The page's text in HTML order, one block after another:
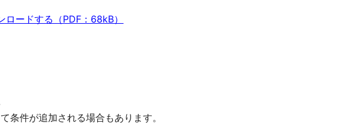
ードする（PDF：68kB）
件が追加される場合もあります。